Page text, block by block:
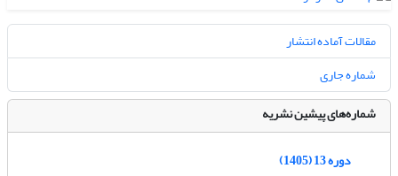
مقالات آماده انتشار
شماره جاری
شماره‌های پیشین نشریه
دوره 13 (1405)